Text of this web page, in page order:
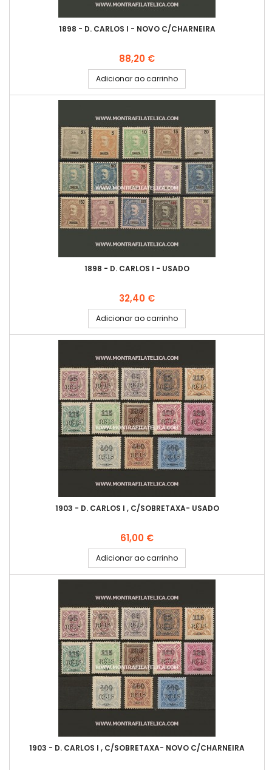
1898 - D. CARLOS I - NOVO C/CHARNEIRA
Preço
88,20 €
Adicionar ao carrinho
1898 - D. CARLOS I - USADO
Preço
32,40 €
Adicionar ao carrinho
1903 - D. CARLOS I , C/SOBRETAXA- USADO
Preço
61,00 €
Adicionar ao carrinho
1903 - D. CARLOS I , C/SOBRETAXA- NOVO C/CHARNEIRA